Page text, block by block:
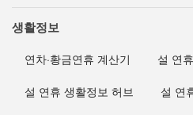
생활정보
연차·황금연휴 계산기 설 연
설 연휴 생활정보 허브 설 연